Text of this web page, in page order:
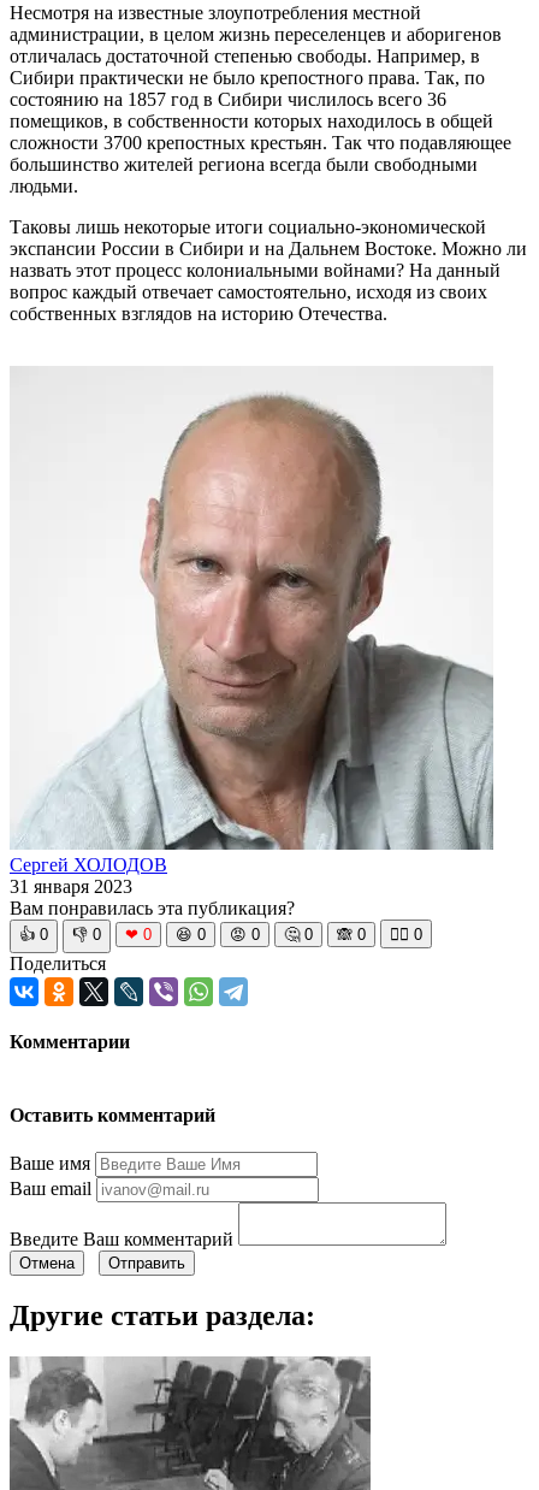
Несмотря на известные злоупотребления местной
администрации, в целом жизнь переселенцев и аборигенов
отличалась достаточной степенью свободы. Например, в
Сибири практически не было крепостного права. Так, по
состоянию на 1857 год в Сибири числилось всего 36
помещиков, в собственности которых находилось в общей
сложности 3700 крепостных крестьян. Так что подавляющее
большинство жителей региона всегда были свободными
людьми.
Таковы лишь некоторые итоги социально-экономической
экспансии России в Сибири и на Дальнем Востоке. Можно ли
назвать этот процесс колониальными войнами? На данный
вопрос каждый отвечает самостоятельно, исходя из своих
собственных взглядов на историю Отечества.
Сергей ХОЛОДОВ
31 января 2023
Вам понравилась эта публикация?
👍 0 👎 0 ❤ 0 😆 0 😡 0 🤔 0 🙈 0 🧘‍♀️ 0
Поделиться
Комментарии
Оставить комментарий
Ваше имя
Ваш email
Введите Ваш комментарий
Отмена Отправить
Другие статьи раздела: